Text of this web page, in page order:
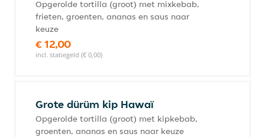
Opgerolde tortilla (groot) met mixkebab,
frieten, groenten, ananas en saus naar
keuze
€ 12,00
incl. statiegeld (€ 0,00)
Grote dürüm kip Hawaï
Opgerolde tortilla (groot) met kipkebab,
groenten, ananas en saus naar keuze